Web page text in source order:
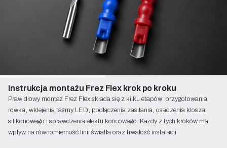
Instrukcja montażu Frez Flex krok po kroku
Prawidłowy montaż Frez Flex składa się z kilku etapów: przygotowania
rowka, wklejenia taśmy LED, podłączenia zasilania, osadzenia klosza
silikonowego i sprawdzenia efektu końcowego. Każdy z tych kroków ma
wpływ na równomierność linii światła oraz trwałość instalacji.